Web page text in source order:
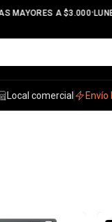
MAYORES A $3.000•
Local comercial Envío